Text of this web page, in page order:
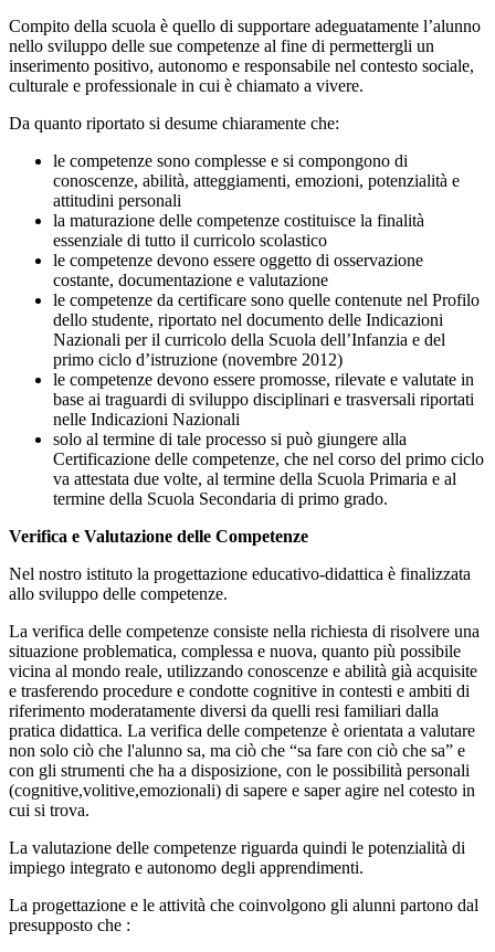
Compito della scuola è quello di supportare adeguatamente l’alunno
nello sviluppo delle sue competenze al fine di permettergli un
inserimento positivo, autonomo e responsabile nel contesto sociale,
culturale e professionale in cui è chiamato a vivere.
Da quanto riportato si desume chiaramente che:
le competenze sono complesse e si compongono di
conoscenze, abilità, atteggiamenti, emozioni, potenzialità e
attitudini personali
la maturazione delle competenze costituisce la finalità
essenziale di tutto il curricolo scolastico
le competenze devono essere oggetto di osservazione
costante, documentazione e valutazione
le competenze da certificare sono quelle contenute nel Profilo
dello studente, riportato nel documento delle Indicazioni
Nazionali per il curricolo della Scuola dell’Infanzia e del
primo ciclo d’istruzione (novembre 2012)
le competenze devono essere promosse, rilevate e valutate in
base ai traguardi di sviluppo disciplinari e trasversali riportati
nelle Indicazioni Nazionali
solo al termine di tale processo si può giungere alla
Certificazione delle competenze, che nel corso del primo ciclo
va attestata due volte, al termine della Scuola Primaria e al
termine della Scuola Secondaria di primo grado.
Verifica e Valutazione delle Competenze
Nel nostro istituto la progettazione educativo-didattica è finalizzata
allo sviluppo delle competenze.
La verifica delle competenze consiste nella richiesta di risolvere una
situazione problematica, complessa e nuova, quanto più possibile
vicina al mondo reale, utilizzando conoscenze e abilità già acquisite
e trasferendo procedure e condotte cognitive in contesti e ambiti di
riferimento moderatamente diversi da quelli resi familiari dalla
pratica didattica. La verifica delle competenze è orientata a valutare
non solo ciò che l'alunno sa, ma ciò che “sa fare con ciò che sa” e
con gli strumenti che ha a disposizione, con le possibilità personali
(cognitive,volitive,emozionali) di sapere e saper agire nel cotesto in
cui si trova.
La valutazione delle competenze riguarda quindi le potenzialità di
impiego integrato e autonomo degli apprendimenti.
La progettazione e le attività che coinvolgono gli alunni partono dal
presupposto che :